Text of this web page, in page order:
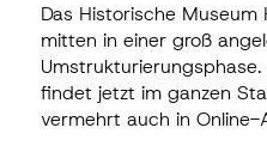
Das Historische
mitten in einer groß
findet jetzt im ganzen
vermehrt auch in Online-